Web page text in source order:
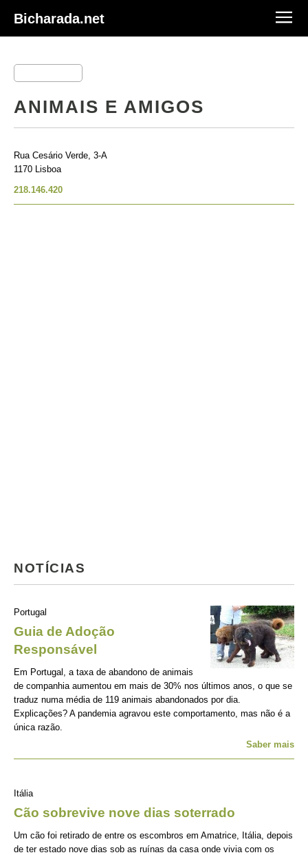
Bicharada.net
ANIMAIS E AMIGOS
Rua Cesário Verde, 3-A
1170 Lisboa
218.146.420
NOTÍCIAS
Portugal
Guia de Adoção
Responsável
Em Portugal, a taxa de abandono de animais
de companhia aumentou em mais de 30% nos últimos anos, o que se
traduz numa média de 119 animais abandonados por dia.
Explicações? A pandemia agravou este comportamento, mas não é a
única razão.
Saber mais
Itália
Cão sobrevive nove dias soterrado
Um cão foi retirado de entre os escombros em Amatrice, Itália, depois
de ter estado nove dias sob as ruínas da casa onde vivia com os